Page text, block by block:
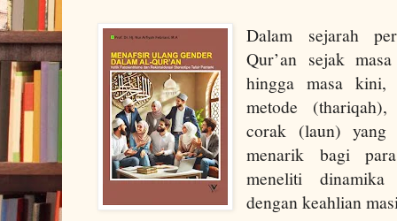
Dalam sejarah
Qur’an sejak
hingga masa kini,
metode
corak (laun) yang
menarik bagi
meneliti
dengan keahlian